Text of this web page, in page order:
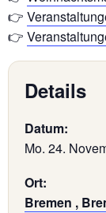
👉
👉
Details
Datum:
Mo. 24.
Ort:
Bremen ,